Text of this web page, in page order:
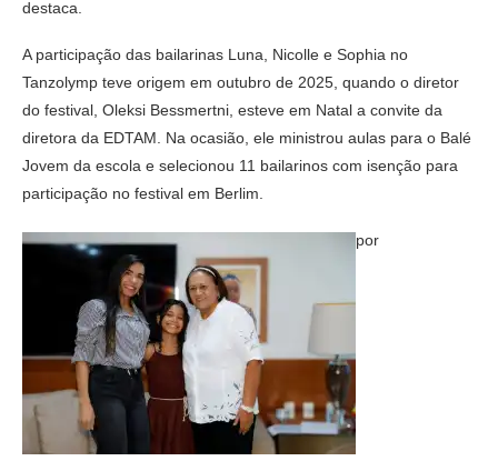
destaca.
A participação das bailarinas Luna, Nicolle e Sophia no
Tanzolymp teve origem em outubro de 2025, quando o diretor
do festival, Oleksi Bessmertni, esteve em Natal a convite da
diretora da EDTAM. Na ocasião, ele ministrou aulas para o Balé
Jovem da escola e selecionou 11 bailarinos com isenção para
participação no festival em Berlim.
por